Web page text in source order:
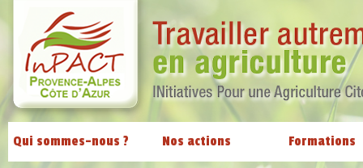
Qui sommes-nous ? Nos actions Formations